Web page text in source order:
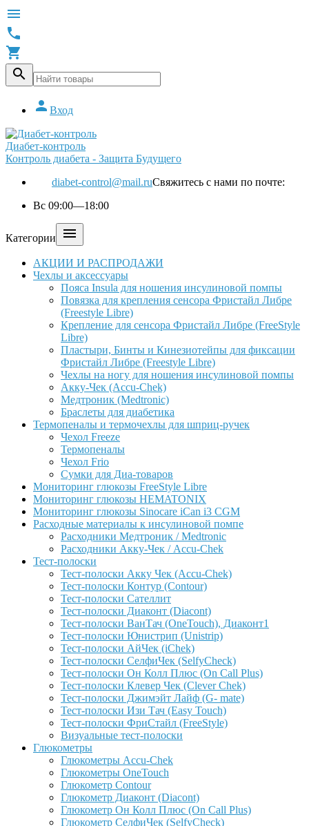




 Вход
Диабет-контроль
Контроль диабета - Защита Будущего
diabet-control@mail.ruСвяжитесь с нами по почте:
Вс 09:00—18:00
Категории 
АКЦИИ И РАСПРОДАЖИ
Чехлы и аксессуары
Пояса Insula для ношения инсулиновой помпы
Повязка для крепления сенсора Фристайл Либре
(Freestyle Libre)
Крепление для сенсора Фристайл Либре (FreeStyle
Libre)
Пластыри, Бинты и Кинезиотейпы для фиксации
Фристайл Либре (Freestyle Libre)
Чехлы на ногу для ношения инсулиновой помпы
Акку-Чек (Accu-Chek)
Медтроник (Medtronic)
Браслеты для диабетика
Термопеналы и термочехлы для шприц-ручек
Чехол Freeze
Термопеналы
Чехол Frio
Сумки для Диа-товаров
Мониторинг глюкозы FreeStyle Libre
Мониторинг глюкозы HEMATONIX
Мониторинг глюкозы Sinocare iCan i3 CGM
Расходные материалы к инсулиновой помпе
Расходники Медтроник / Medtronic
Расходники Акку-Чек / Accu-Chek
Тест-полоски
Тест-полоски Акку Чек (Accu-Chek)
Тест-полоски Контур (Contour)
Тест-полоски Сателлит
Тест-полоски Диаконт (Diacont)
Тест-полоски ВанТач (OneTouch), Диаконт1
Тест-полоски Юнистрип (Unistrip)
Тест-полоски АйЧек (iChek)
Тест-полоски СелфиЧек (SelfyCheck)
Тест-полоски Он Колл Плюс (On Call Plus)
Тест-полоски Клевер Чек (Clever Chek)
Тест-полоски Джимэйт Лайф (G- mate)
Тест-полоски Изи Тач (Easy Touch)
Тест-полоски ФриCтайл (FreeStyle)
Визуальные тест-полоски
Глюкометры
Глюкометры Accu-Сhek
Глюкометры OneTouch
Глюкометр Contour
Глюкометр Диаконт (Diacont)
Глюкометр Он Колл Плюс (On Call Plus)
Глюкометр СелфиЧек (SelfyCheck)